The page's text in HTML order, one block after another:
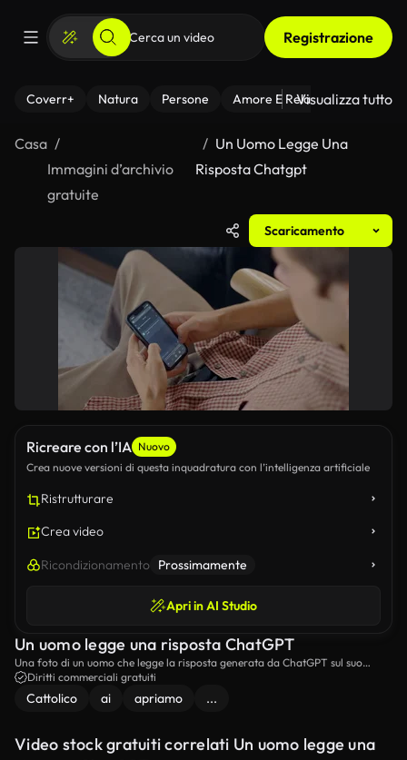
Registrazione
Coverr+ Natura Persone Amore E Relazioni Il
Visualizza tutto
Casa
Immagini d’archivio
gratuite
Un Uomo Legge Una
Risposta Chatgpt
Scaricamento
Ricreare con l’IA Nuovo
Crea nuove versioni di questa inquadratura con l’intelligenza artificiale
Ristrutturare
Crea video
Ricondizionamento Prossimamente
Apri in AI Studio
Un uomo legge una risposta ChatGPT
Una foto di un uomo che legge la risposta generata da ChatGPT sul suo
telefono.
Diritti commerciali gratuiti
Cattolico ai apriamo ...
Video stock gratuiti correlati Un uomo legge una